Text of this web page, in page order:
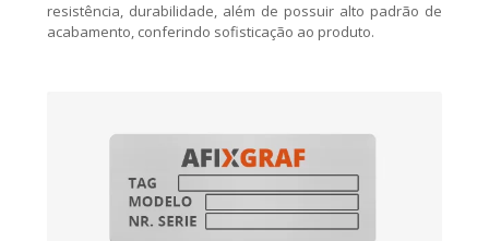
resistência, durabilidade, além de possuir alto padrão de
acabamento, conferindo sofisticação ao produto.